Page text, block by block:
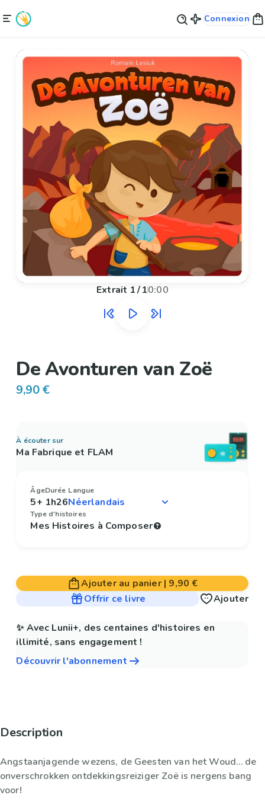
Connexion
Extrait 1/10:00
De Avonturen van Zoë
9,90 €
À écouter sur
Ma Fabrique et FLAM
Âge
5+
Durée
1h26
Langue
Type d'histoires
Mes Histoires à Composer
Ajouter au panier| 9,90 €
Offrir ce livre
Ajouter
✨ Avec Lunii+, des centaines d'histoires en
illimité, sans engagement !
Découvrir l'abonnement
Description
Angstaanjagende wezens, de Geesten van het Woud… de
onverschrokken ontdekkingsreiziger Zoë is nergens bang
voor!